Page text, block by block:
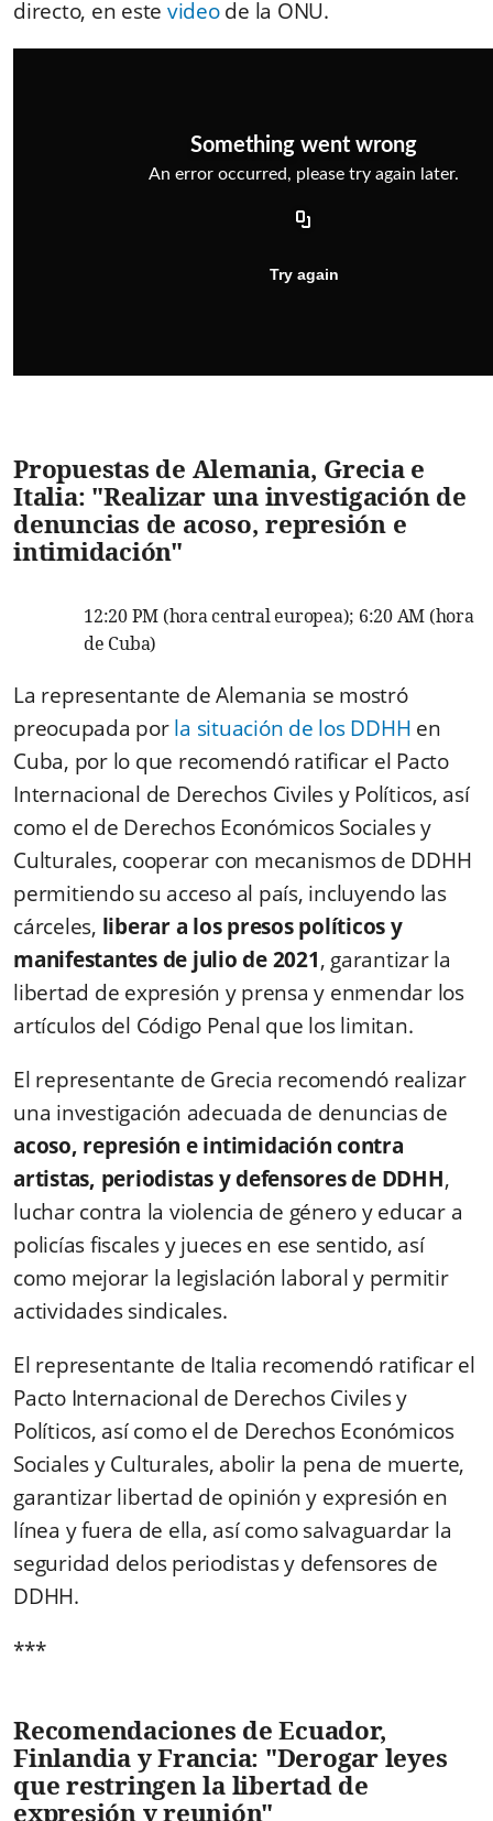
directo, en este videode la ONU.
Propuestas de Alemania, Grecia e
Italia: "Realizar una investigación de
denuncias de acoso, represión e
intimidación"
12:20 PM (hora central europea); 6:20 AM (hora
de Cuba)
La representante de Alemania se mostró
preocupada porla situación de los DDHH en
Cuba, por lo que recomendó ratificar el Pacto
Internacional de Derechos Civiles y Políticos, así
como el de Derechos Económicos Sociales y
Culturales, cooperar con mecanismos de DDHH
permitiendo su acceso al país, incluyendo las
cárceles, liberar a los presos políticos y
manifestantes de julio de 2021, garantizar la
libertad de expresión y prensa y enmendar los
artículos del Código Penal que los limitan.
El representante de Grecia recomendó realizar
una investigación adecuada de denuncias de
acoso, represión e intimidación contra
artistas, periodistas y defensores de DDHH,
luchar contra la violencia de género y educar a
policías fiscales y jueces en ese sentido, así
como mejorar la legislación laboral y permitir
actividades sindicales.
El representante de Italia recomendó ratificar el
Pacto Internacional de Derechos Civiles y
Políticos, así como el de Derechos Económicos
Sociales y Culturales, abolir la pena de muerte,
garantizar libertad de opinión y expresión en
línea y fuera de ella, así como salvaguardar la
seguridad delos periodistas y defensores de
DDHH.
***
Recomendaciones de Ecuador,
Finlandia y Francia: "Derogar leyes
que restringen la libertad de
expresión y reunión"